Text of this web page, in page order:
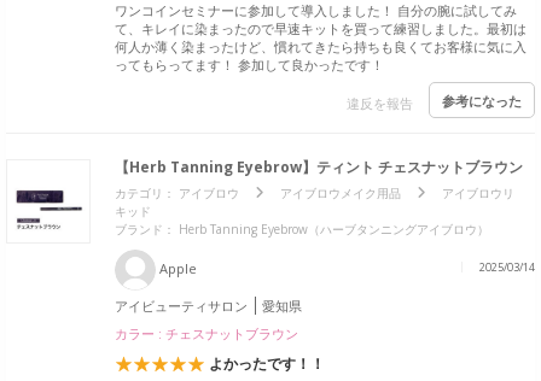
ワンコインセミナーに参加して導入しました！ 自分の腕に試してみ
て、キレイに染まったので早速キットを買って練習しました。最初は
何人か薄く染まったけど、慣れてきたら持ちも良くてお客様に気に入
ってもらってます！ 参加して良かったです！
違反を報告 参考になった
【Herb Tanning Eyebrow】ティント チェスナットブラウン
カテゴリ： アイブロウ アイブロウメイク用品
アイブロウリ
キッド
ブランド： Herb Tanning Eyebrow（ハーブタンニングアイブロウ）
Apple 2025/03/14
アイビューティサロン
愛知県
カラー : チェスナットブラウン
よかったです！！